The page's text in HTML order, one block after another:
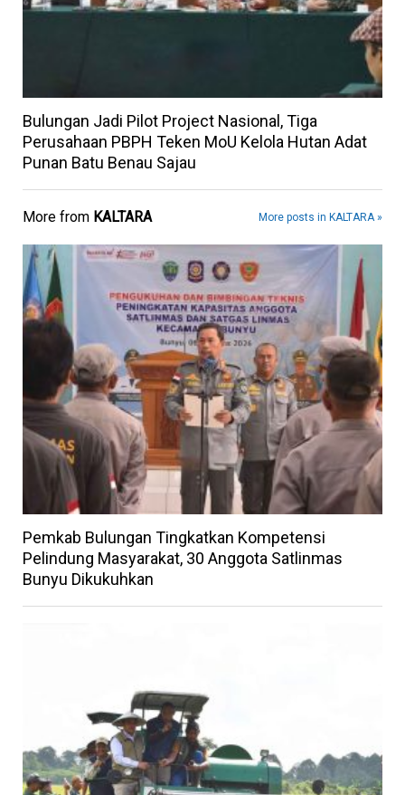
Bulungan Jadi Pilot Project Nasional, Tiga
Perusahaan PBPH Teken MoU Kelola Hutan Adat
Punan Batu Benau Sajau
More from KALTARA More posts in KALTARA »
Pemkab Bulungan Tingkatkan Kompetensi
Pelindung Masyarakat, 30 Anggota Satlinmas
Bunyu Dikukuhkan